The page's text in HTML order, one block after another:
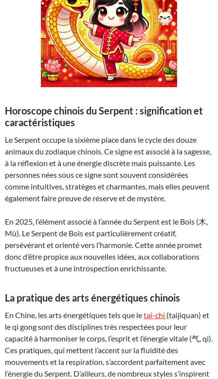
Horoscope chinois du Serpent : signification et
caractéristiques
Le Serpent occupe la sixième place dans le cycle des douze
animaux du zodiaque chinois. Ce signe est associé à la sagesse,
à la réflexion et à une énergie discrète mais puissante. Les
personnes nées sous ce signe sont souvent considérées
comme intuitives, stratèges et charmantes, mais elles peuvent
également faire preuve de réserve et de mystère.
En 2025, l’élément associé à l’année du Serpent est le Bois (木,
Mù). Le Serpent de Bois est particulièrement créatif,
persévérant et orienté vers l’harmonie. Cette année promet
donc d’être propice aux nouvelles idées, aux collaborations
fructueuses et à une introspection enrichissante.
La pratique des arts énergétiques chinois
En Chine, les arts énergétiques tels que letai-chi (taijiquan) et
le qi gong sont des disciplines très respectées pour leur
capacité à harmoniser le corps, l’esprit et l’énergie vitale (气, qi).
Ces pratiques, qui mettent l’accent sur la fluidité des
mouvements et la respiration, s’accordent parfaitement avec
l’énergie du Serpent. D’ailleurs, de nombreux styles s’inspirent